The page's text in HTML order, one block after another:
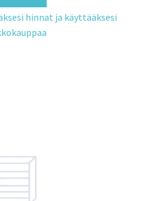
hinnat ja käyttääksesi